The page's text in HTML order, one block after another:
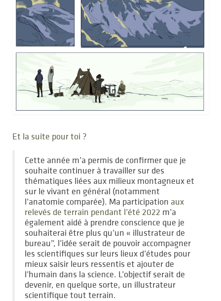
Et la suite pour toi ?
Cette année m’a permis de confirmer que je
souhaite continuer à travailler sur des
thématiques liées aux milieux montagneux et
sur le vivant en général (notamment
l’anatomie comparée). Ma participation aux
relevés de terrain pendant l’été 2022 m’a
également aidé à prendre conscience que je
souhaiterai être plus qu’un « illustrateur de
bureau”, l’idée serait de pouvoir accompagner
les scientifiques sur leurs lieux d’études pour
mieux saisir leurs ressentis et ajouter de
l’humain dans la science. L’objectif serait de
devenir, en quelque sorte, un illustrateur
scientifique tout terrain.